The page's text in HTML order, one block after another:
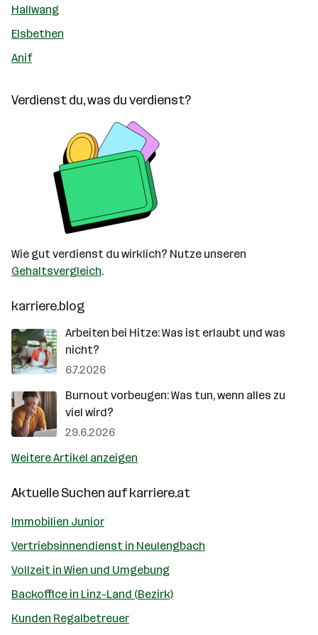
Hallwang
Elsbethen
Anif
Verdienst du, was du verdienst?
Wie gut verdienst du wirklich? Nutze unseren
Gehaltsvergleich.
karriere.blog
Arbeiten bei Hitze: Was ist erlaubt und was
nicht?
6.7.2026
Burnout vorbeugen: Was tun, wenn alles zu
viel wird?
29.6.2026
Weitere Artikel anzeigen
Aktuelle Suchen aufkarriere.at
Immobilien Junior
Vertriebsinnendienst in Neulengbach
Vollzeit in Wien und Umgebung
Backoffice in Linz-Land (Bezirk)
Kunden Regalbetreuer